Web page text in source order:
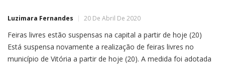
Luzimara Fernandes 20 De Abril De 2020
Feiras livres estão suspensas na capital a partir de hoje (20)
Está suspensa novamente a realização de feiras livres no
município de Vitória a partir de hoje (20). A medida foi adotada